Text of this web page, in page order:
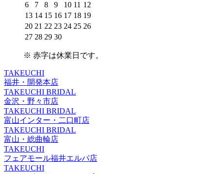
6
7 8 9 10 11 12
13 14 15 16 17 18 19
20 21 22 23 24 25 26
27 28 29 30
※ 赤字は休業日 です。
TAKEUCHI
福井・開発本店
TAKEUCHI BRIDAL
金沢・野々市店
TAKEUCHI BRIDAL
富山インター・二口町店
TAKEUCHI BRIDAL
富山・総曲輪店
TAKEUCHI
フェアモール福井エルパ店
TAKEUCHI